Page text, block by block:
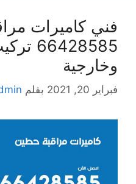
فني كاميرات
وخارجية
فبراير 20, 2021 بقلم